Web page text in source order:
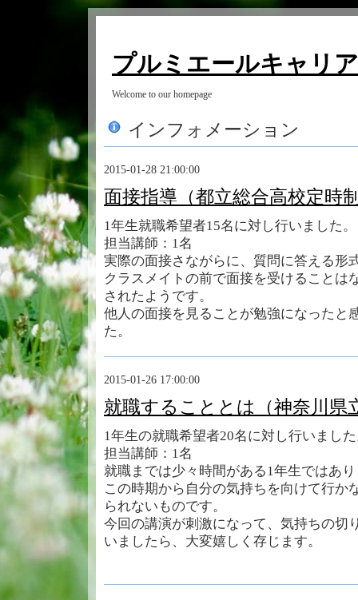
プルミエールキャリア
Welcome to our homepage
インフォメーション
2015-01-28 21:00:00
面接指導（都立総合高校定時
1年生就職希望者15名に対し行いました。
担当講師：1名
実際の面接さながらに、質問に答える形
クラスメイトの前で面接を受けることは
されたようです。
他人の面接を見ることが勉強になったと
た。
2015-01-26 17:00:00
就職することとは（神奈川県
1年生の就職希望者20名に対し行いまし
担当講師：1名
就職までは少々時間がある1年生ではあ
この時期から自分の気持ちを向けて行か
られないものです。
今回の講演が刺激になって、気持ちの切
いましたら、大変嬉しく存じます。